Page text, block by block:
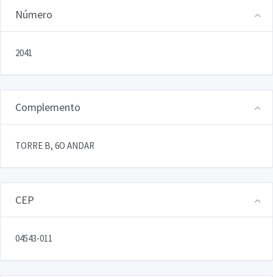
Número
2041
Complemento
TORRE B, 6O ANDAR
CEP
04543-011